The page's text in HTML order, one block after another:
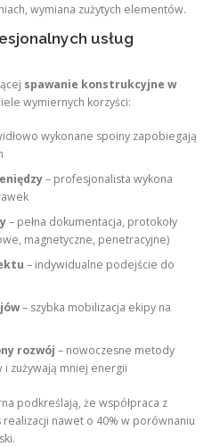
wymiana zużytych elementów.
usług
spawanie konstrukcyjne w
wymiernych korzyści:
wykonane spoiny zapobiegają
– profesjonalista wykona
– pełna dokumentacja, protokoły
magnetyczne, penetracyjne)
– indywidualne podejście do
– szybka mobilizacja ekipy na
rozwój – nowoczesne metody
zużywają mniej energii
podkreślają, że współpraca z
realizacji nawet o 40% w porównaniu